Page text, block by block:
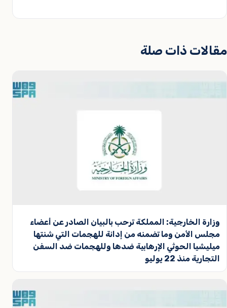
مقالات ذات صلة
وزارة الخارجية: المملكة ترحب بالبيان الصادر عن أعضاء
مجلس الأمن وما تضمنه من إدانة للهجمات التي شنتها
ميليشيا الحوثي الإرهابية ضدها وللهجمات ضد السفن
التجارية منذ 22 يوليو